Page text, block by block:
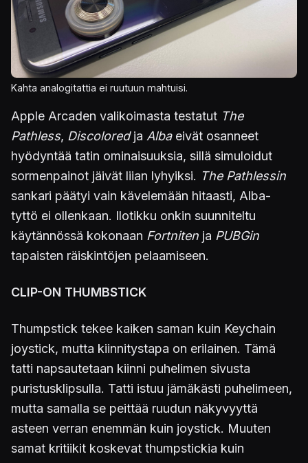
Kahta analogitattia ei ruutuun mahtuisi.
Apple Arcaden valikoimasta testatut The
Pathless, Discoloredja Albaeivät osanneet
hyödyntää tatin ominaisuuksia, sillä simuloidut
sormenpainot jäivät liian lyhyiksi. The Pathlessin
sankari päätyi vain kävelemään hitaasti, Alba-
tyttö ei ollenkaan. Ilotikku onkin suunniteltu
käytännössä kokonaan Fortniten ja PUBGin
tapaisten räiskintöjen pelaamiseen.
CLIP-ON THUMBSTICK
Thumpstick tekee kaiken saman kuin Keychain
joystick, mutta kiinnitystapa on erilainen. Tämä
tatti napsautetaan kiinni puhelimen sivusta
puristusklipsulla. Tatti istuu jämäkästi puhelimeen,
mutta samalla se peittää ruudun näkyvyyttä
asteen verran enemmän kuin joystick. Muuten
samat kritiikit koskevat thumpstickia kuin